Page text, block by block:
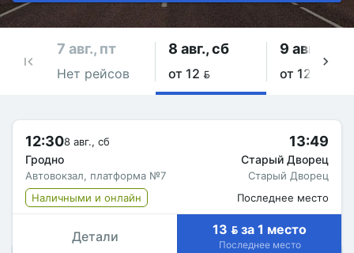
7 авг., пт
Нет рейсов
8 авг., сб
от 12 
9 авг., вс
от 12 
12:308 авг., сб
Гродно
Автовокзал, платформа №7
13:49
Старый Дворец
Старый Дворец
Наличными и онлайн
Последнее место
Детали 13  за 1 место
Последнее место